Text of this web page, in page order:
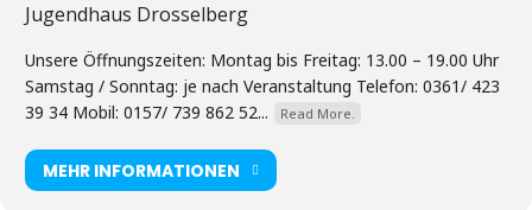
Jugendhaus Drosselberg
Unsere Öffnungszeiten: Montag bis Freitag: 13.00 – 19.00 Uhr
Samstag / Sonntag: je nach Veranstaltung Telefon: 0361/ 423
39 34 Mobil: 0157/ 739 862 52...
Read More.
MEHR INFORMATIONEN